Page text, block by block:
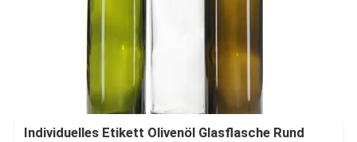
Individuelles Etikett Olivenöl Glasflasche Rund